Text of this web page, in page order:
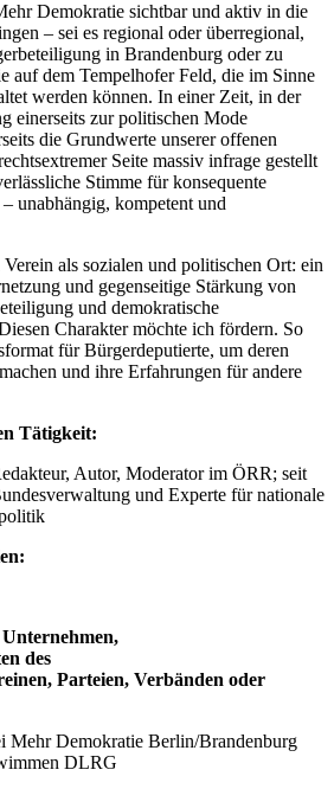
Demokratie sichtbar und aktiv in die
– sei es regional oder überregional,
in Brandenburg oder zu
auf dem Tempelhofer Feld, die im Sinne
werden können. In einer Zeit, in der
einerseits zur politischen Mode
die Grundwerte unserer offenen
Seite massiv infrage gestellt
Stimme für konsequente
unabhängig, kompetent und
als sozialen und politischen Ort: ein
und gegenseitige Stärkung von
und demokratische
Charakter möchte ich fördern. So
für Bürgerdeputierte, um deren
und ihre Erfahrungen für andere
Tätigkeit:
Autor, Moderator im ÖRR; seit
und Experte für nationale
des
Parteien, Verbänden oder
Mehr Demokratie Berlin/Brandenburg
DLRG